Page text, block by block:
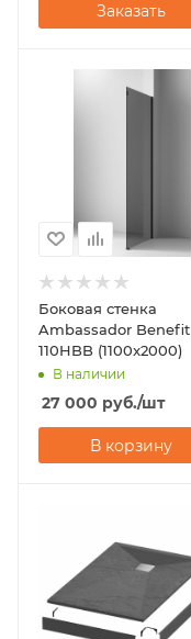
Заказать
Боковая стенка
Ambassador Benefit
110HBB (1100x2000)
В наличии
27 000 руб./шт
В корзину